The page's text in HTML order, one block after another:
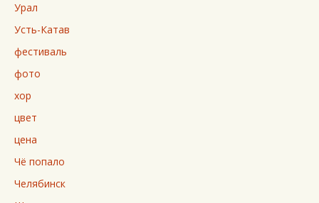
Урал
Усть-Катав
фестиваль
фото
хор
цвет
цена
Чё попало
Челябинск